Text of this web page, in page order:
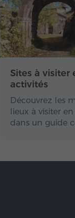
Sites à visiter
activités
Découvrez les
lieux à visiter
dans un guide